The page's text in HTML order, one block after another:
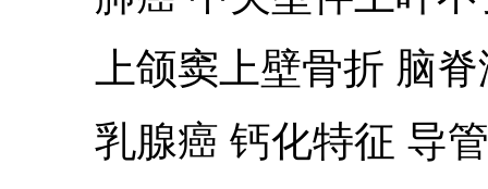
上颌窦上壁骨折 脑脊
乳腺癌 钙化特征 导管